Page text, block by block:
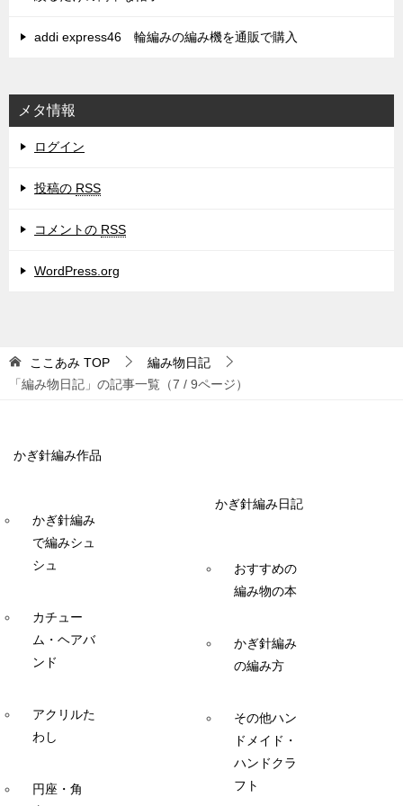
addi express46 輪編みの編み機を通販で購入
メタ情報
ログイン
投稿の RSS
コメントの RSS
WordPress.org
ここあみ TOP
編み物日記
「編み物日記」の記事一覧（7 / 9ページ）
かぎ針編み作品
かぎ針編み
で編みシュ
シュ
カチュー
ム・ヘアバ
ンド
アクリルた
わし
円座・角
かぎ針編み日記
おすすめの
編み物の本
かぎ針編み
の編み方
その他ハン
ドメイド・
ハンドクラ
フト